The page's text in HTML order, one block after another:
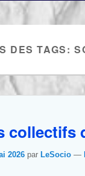
DES TAGS:
collectifs
2026 par LeSocio —